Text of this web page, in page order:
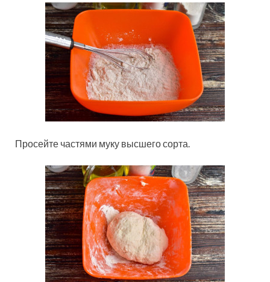
Просейте частями муку высшего сорта.